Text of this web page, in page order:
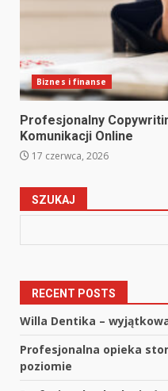
Biznes i finanse
Profesjonalny
Komunikacji Online
17 czerwca, 2026
SZUKAJ
RECENT POSTS
Willa Dentika –
Profesjonalna opieka
poziomie